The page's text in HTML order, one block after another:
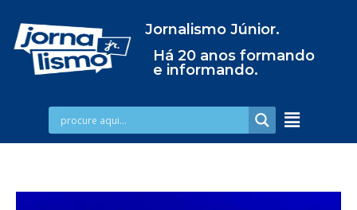
Jornalismo Júnior.
Há 20 anos formando
e informando.